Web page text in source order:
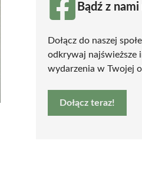
Bądź z
Dołącz do naszej
odkrywaj najświeższe
wydarzenia w Twojej
Dołącz teraz!